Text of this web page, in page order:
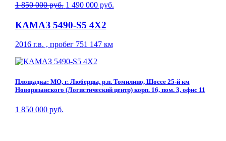
1 850 000 руб. 1 490 000 руб.
КАМАЗ 5490-S5 4Х2
2016 г.в. , пробег 751 147 км
Площадка: МО, г. Люберцы, р.п. Томилино, Шоссе 25-й км
Новорязанского (Логистический центр) корп. 16, пом. 3, офис 11
1 850 000 руб.